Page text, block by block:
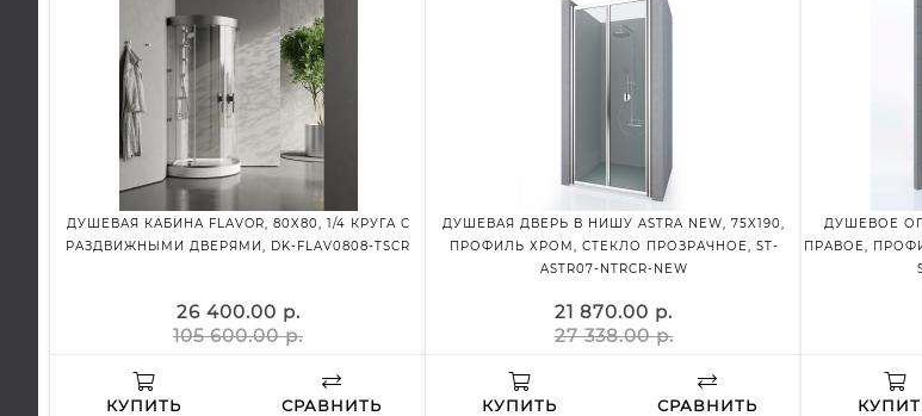
ДУШЕВАЯ КАБИНА FLAVOR, 80X80, 1/4 КРУГА С
РАЗДВИЖНЫМИ ДВЕРЯМИ, DK-FLAV0808-TSCR
26 400.00 р.
105 600.00 р.
КУПИТЬ СРАВНИТЬ
ДУШЕВАЯ ДВЕРЬ В НИШУ ASTRA NEW, 75X190,
ПРОФИЛЬ ХРОМ, СТЕКЛО ПРОЗРАЧНОЕ, ST-
ASTR07-NTRCR-NEW
21 870.00 р.
27 338.00 р.
КУПИТЬ СРАВНИТЬ
ДУШЕВОЕ
ПРАВОЕ,